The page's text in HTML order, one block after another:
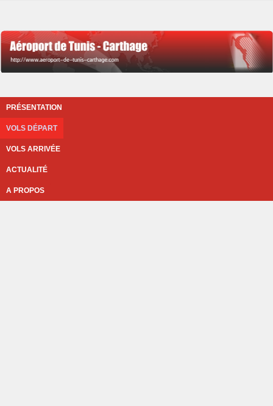
PRÉSENTATION
VOLS DÉPART
VOLS ARRIVÉE
ACTUALITÉ
A PROPOS